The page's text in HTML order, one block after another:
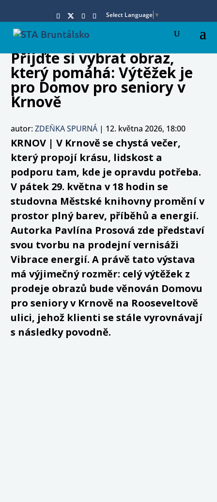
Select Language ▼
Přijďte si vybrat obraz,
který pomáhá: Výtěžek je
pro Domov pro seniory v
Krnově
autor:ZDEŇKA SPURNÁ| 12. května 2026, 18:00
KRNOV | V Krnově se chystá večer,
který propojí krásu, lidskost a
podporu tam, kde je opravdu potřeba.
V pátek 29. května v 18 hodin se
studovna Městské knihovny promění v
prostor plný barev, příběhů a energií.
Autorka Pavlína Prosová zde představí
svou tvorbu na prodejní vernisáži
Vibrace energií. A právě tato výstava
má výjimečný rozměr: celý výtěžek z
prodeje obrazů bude věnován Domovu
pro seniory v Krnově na Rooseveltově
ulici, jehož klienti se stále vyrovnávají
s následky povodně.